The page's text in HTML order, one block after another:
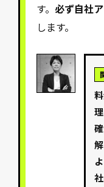
す。必ず自社
します。